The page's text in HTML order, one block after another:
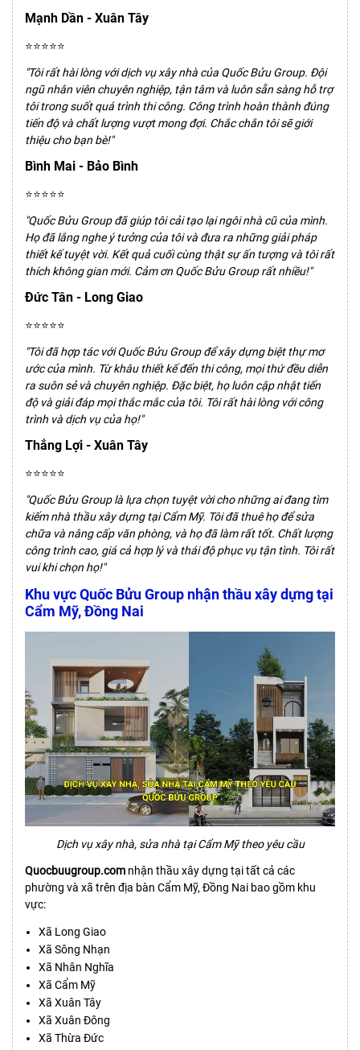
Mạnh Dần - Xuân Tây
⭐⭐⭐⭐⭐
"Tôi rất hài lòng với dịch vụ xây nhà của Quốc Bửu Group. Đội
ngũ nhân viên chuyên nghiệp, tận tâm và luôn sẵn sàng hỗ trợ
tôi trong suốt quá trình thi công. Công trình hoàn thành đúng
tiến độ và chất lượng vượt mong đợi. Chắc chắn tôi sẽ giới
thiệu cho bạn bè!"
Bình Mai - Bảo Bình
⭐⭐⭐⭐⭐
"Quốc Bửu Group đã giúp tôi cải tạo lại ngôi nhà cũ của mình.
Họ đã lắng nghe ý tưởng của tôi và đưa ra những giải pháp
thiết kế tuyệt vời. Kết quả cuối cùng thật sự ấn tượng và tôi rất
thích không gian mới. Cảm ơn Quốc Bửu Group rất nhiều!"
Đức Tân - Long Giao
⭐⭐⭐⭐⭐
"Tôi đã hợp tác với Quốc Bửu Group để xây dựng biệt thự mơ
ước của mình. Từ khâu thiết kế đến thi công, mọi thứ đều diễn
ra suôn sẻ và chuyên nghiệp. Đặc biệt, họ luôn cập nhật tiến
độ và giải đáp mọi thắc mắc của tôi. Tôi rất hài lòng với công
trình và dịch vụ của họ!"
Thắng Lợi - Xuân Tây
⭐⭐⭐⭐⭐
"Quốc Bửu Group là lựa chọn tuyệt vời cho những ai đang tìm
kiếm nhà thầu xây dựng tại Cẩm Mỹ. Tôi đã thuê họ để sửa
chữa và nâng cấp văn phòng, và họ đã làm rất tốt. Chất lượng
công trình cao, giá cả hợp lý và thái độ phục vụ tận tình. Tôi rất
vui khi chọn họ!"
Khu vực Quốc Bửu Group nhận thầu xây dựng tại
Cẩm Mỹ, Đồng Nai
Dịch vụ xây nhà, sửa nhà tại Cẩm Mỹ theo yêu cầu
Quocbuugroup.com nhận thầu xây dựng tại tất cả các
phường và xã trên địa bàn Cẩm Mỹ, Đồng Nai bao gồm khu
vực:
Xã Long Giao
Xã Sông Nhạn
Xã Nhân Nghĩa
Xã Cẩm Mỹ
Xã Xuân Tây
Xã Xuân Đông
Xã Thừa Đức